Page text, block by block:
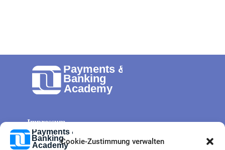
Cookie-Zustimmung verwalten
Impressum
Allg. Geschäftsbedingungen
Cookie-Richtlinie